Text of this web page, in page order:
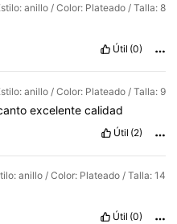
anillo / Color: Plateado / Talla: 8
Útil (0)
anillo / Color: Plateado / Talla: 9
excelente calidad
Útil (2)
anillo / Color: Plateado / Talla: 14
Útil (0)